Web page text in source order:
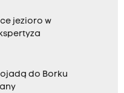
jezioro w
do Borku